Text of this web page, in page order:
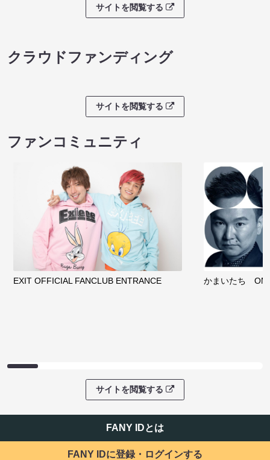
サイトを閲覧する
クラウドファンディング
サイトを閲覧する
ファンコミュニティ
EXIT OFFICIAL FANCLUB ENTRANCE かまいたち
サイトを閲覧する
FANY IDとは
FANY IDに登録・ログインする